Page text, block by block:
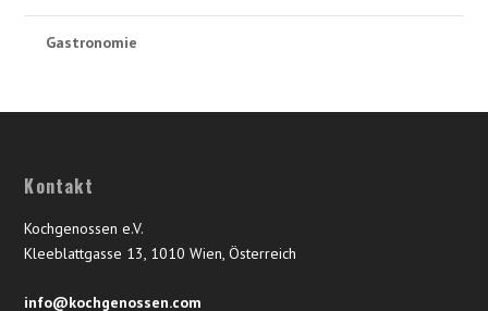
Gastronomie
Kontakt
Kochgenossen e.V.
Kleeblattgasse 13, 1010 Wien, Österreich
info@kochgenossen.com